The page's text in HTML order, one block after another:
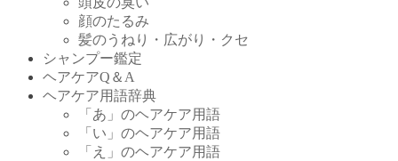
顔のたるみ
髪のうねり・広がり・クセ
シャンプー鑑定
ヘアケアQ＆A
ヘアケア用語辞典
「あ」のヘアケア用語
「い」のヘアケア用語
「え」のヘアケア用語